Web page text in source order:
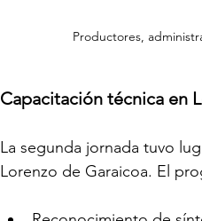
Productores,
Capacitación técnica en
La segunda jornada tuvo
Lorenzo de Garaicoa. El